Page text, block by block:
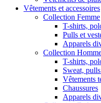
Vêtements et accessoires
Collection Femme
T-shirts,
Pulls et
Apparels
Collection
T-shirts,
Sweat,
Vêtements
Chaussures
Apparels